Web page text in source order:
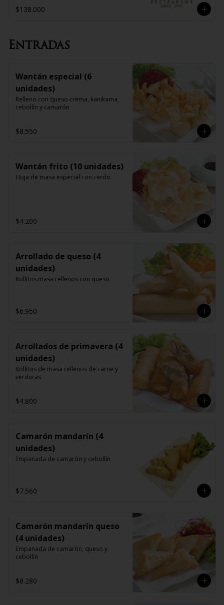
de carne, 1 pollo mongoliano, 10 arroz
chaufán
$138.000
Entradas
Wantán especial (6
unidades)
Relleno con queso crema, kanikama,
cebollín y camarón
$8.550
Wantán frito (10 unidades)
Hoja de masa especial con cerdo
$4.200
Arrollado de queso (4
unidades)
Rollitos masa rellenos con queso
$6.950
Arrollados de primavera (4
unidades)
Rollitos de masa rellenos de carne y
verduras
$4.800
Camarón mandarín (4
unidades)
Empanada de camarón y cebollín
$7.560
Camarón mandarín queso
(4 unidades)
Empanada de camarón, queso y
cebollín
$8.280